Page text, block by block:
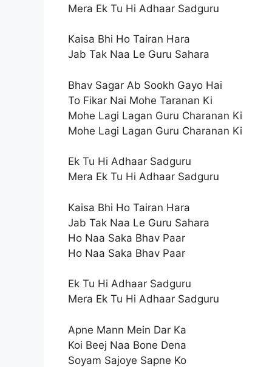
Mera Ek Tu Hi Adhaar Sadguru
Kaisa Bhi Ho Tairan Hara
Jab Tak Naa Le Guru Sahara
Bhav Sagar Ab Sookh Gayo Hai
To Fikar Nai Mohe Taranan Ki
Mohe Lagi Lagan Guru Charanan Ki
Mohe Lagi Lagan Guru Charanan Ki
Ek Tu Hi Adhaar Sadguru
Mera Ek Tu Hi Adhaar Sadguru
Kaisa Bhi Ho Tairan Hara
Jab Tak Naa Le Guru Sahara
Ho Naa Saka Bhav Paar
Ho Naa Saka Bhav Paar
Ek Tu Hi Adhaar Sadguru
Mera Ek Tu Hi Adhaar Sadguru
Apne Mann Mein Dar Ka
Koi Beej Naa Bone Dena
Soyam Sajoye Sapne Ko